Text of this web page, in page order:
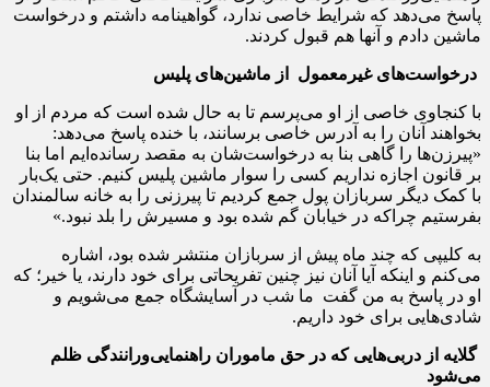
پاسخ می‌دهد که شرایط خاصی ندارد، گواهینامه داشتم و درخواست
ماشین دادم و آنها هم قبول کردند.
درخواست‌های غیرمعمول از ماشین‌های پلیس
با کنجاوی خاصی از او می‌پرسم تا به حال شده است که مردم از او
بخواهند آنان را به آدرس خاصی برسانند، با خنده پاسخ می‌دهد:
«پیرزن‌ها را گاهی بنا به درخواست‌شان به مقصد رسانده‌ایم اما بنا
بر قانون اجازه نداریم کسی را سوار ماشین پلیس کنیم. حتی یک‌بار
با کمک دیگر سربازان پول جمع کردیم تا پیرزنی را به خانه سالمندان
بفرستیم چراکه در خیابان گم شده بود و مسیرش را بلد نبود.»
به کلیپی که چند ماه پیش از سربازان منتشر شده بود، اشاره
می‌کنم و اینکه آیا آنان نیز چنین تفریحاتی برای خود دارند، یا خیر؛ که
او در پاسخ به من گفت ما شب در آسایشگاه جمع می‌شویم و
شادی‌هایی برای خود داریم.
گلایه از دربی‌هایی که در حق ماموران راهنمایی‌ورانندگی ظلم
می‌شود